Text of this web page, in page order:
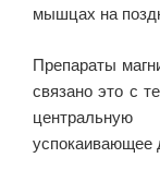
мышцах на
Препараты
связано это с
успокаивающее